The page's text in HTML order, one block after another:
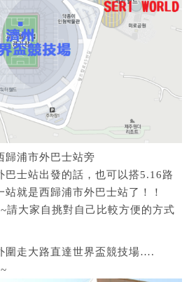
歸浦市外巴士站旁
巴士站出發的話，也可以搭5.16路
就是西歸浦市外巴士站了！！
請大家自挑對自己比較方便的方式
圍走大路直達世界盃競技場….